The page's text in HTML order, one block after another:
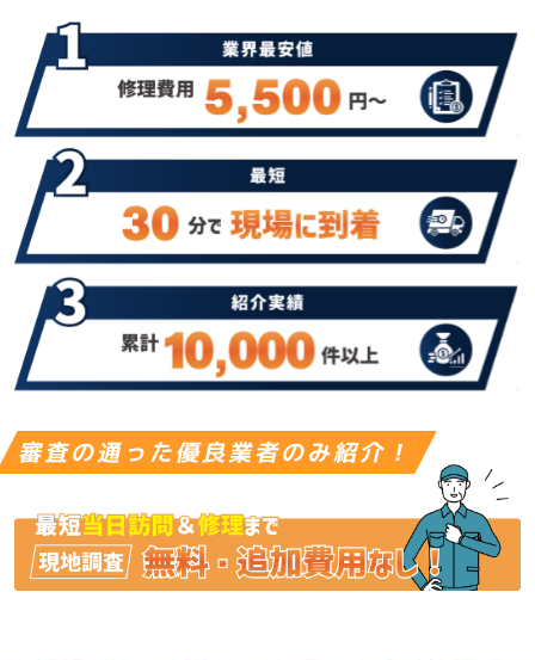
審査の通った優良業者のみ紹介！